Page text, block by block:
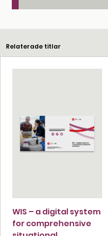
Relaterade titlar
WIS – a digital system
for comprehensive